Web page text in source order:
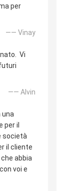
per
—— Vinay
Vi
—— Alvin
una
per il
società
il cliente
abbia
voi e